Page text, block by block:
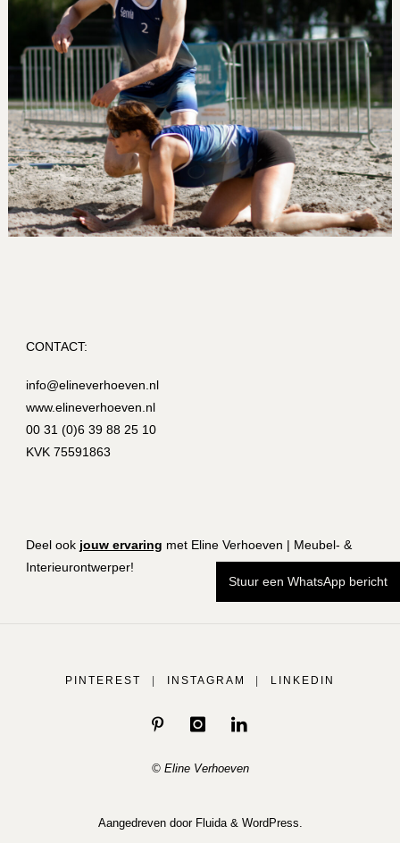
CONTACT:
info@elineverhoeven.nl
www.elineverhoeven.nl
00 31 (0)6 39 88 25 10
KVK 75591863
Deel ook jouw ervaring met Eline Verhoeven | Meubel- &
Interieurontwerper!
PINTEREST INSTAGRAM LINKEDIN
© Eline Verhoeven
Aangedreven doorFluida& WordPress.
Stuur een WhatsApp bericht